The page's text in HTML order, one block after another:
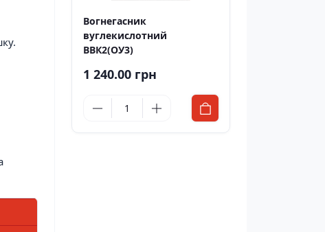
Вогнегасник
вуглекислотний
ВВК2(ОУ3)
1 240.00 грн